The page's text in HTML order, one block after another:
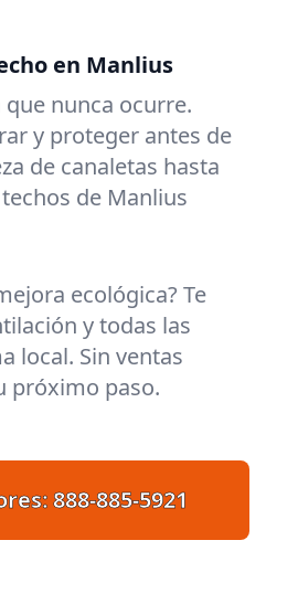
en Manlius
nunca ocurre.
y proteger antes de
de canaletas hasta
de Manlius
ecológica? Te
y todas las
local. Sin ventas
próximo paso.
888-885-5921